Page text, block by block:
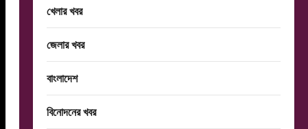
খেলার খবর
জেলার খবর
বাংলাদেশ
বিনোদনের খবর